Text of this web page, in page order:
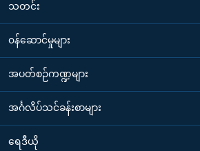
သတင်း
၀န်ဆောင်မှုများ
အပတ်စဉ်ကဏ္ဍများ
အင်္ဂလိပ်သင်ခန်းစာများ
ရေဒီယို